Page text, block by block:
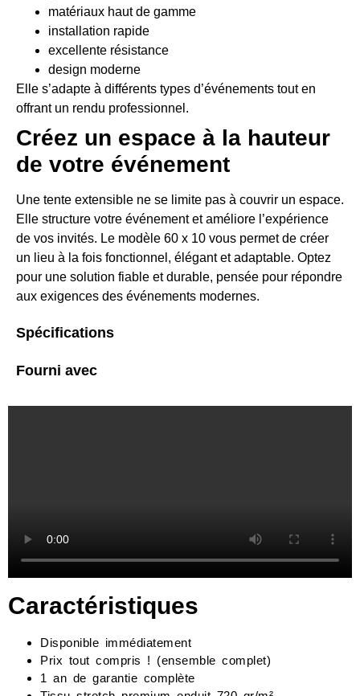
matériaux haut de gamme
installation rapide
excellente résistance
design moderne
Elle s’adapte à différents types d’événements tout en
offrant un rendu professionnel.
Créez un espace à la hauteur
de votre événement
Une tente extensible ne se limite pas à couvrir un espace.
Elle structure votre événement et améliore l’expérience
de vos invités. Le modèle 60 x 10 vous permet de créer
un lieu à la fois fonctionnel, élégant et adaptable. Optez
pour une solution fiable et durable, pensée pour répondre
aux exigences des événements modernes.
Spécifications
Fourni avec
Caractéristiques
Disponible immédiatement
Prix ​​tout compris ! (ensemble complet)
1 an de garantie complète